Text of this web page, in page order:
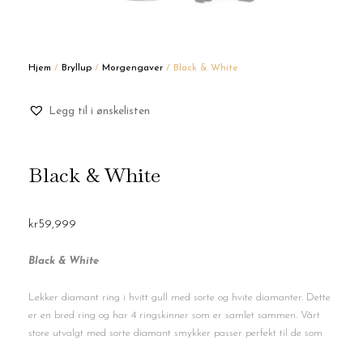
Hjem / Bryllup / Morgengaver / Black & White
Legg til i ønskelisten
Black & White
kr59,999
Black & White
Lekker diamant ring i hvitt gull med sorte og hvite diamanter. Dette
er en bred ring og har 4 ringskinner som er samlet sammen. Vårt
store utvalgt med sorte diamant smykker passer perfekt til de som